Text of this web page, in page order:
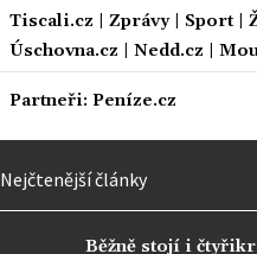
Tiscali.cz Zprávy| Sport|
Úschovna.cz
Nedd.cz
Partneři: Peníze.cz
Nejčtenější články
Běžně stojí i